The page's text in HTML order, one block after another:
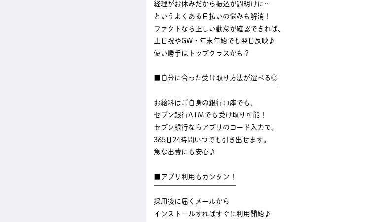
経理がお休みだから振込が週明けに…
というよくある日払いの悩みも解消！
ファクトなら正しい勤怠が確認できれば、
土日祝やGW・年末年始でも翌日反映♪
使い勝手はトップクラスかも？
■自分に合った受け取り方法が選べる◎
お給料はご自身の銀行口座でも、
セブン銀行ATMでも受け取り可能！
セブン銀行ならアプリのコード入力で、
365日24時間いつでも引き出せます。
急な出費にも安心♪
■アプリ利用もカンタン！
採用後に届くメールから
インストールすればすぐに利用開始♪